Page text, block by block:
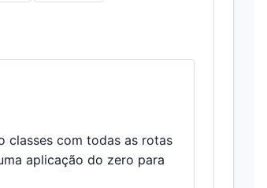
classes com todas as rotas
aplicação do zero para